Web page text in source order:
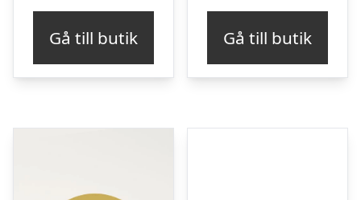
Gå till butik Gå till butik